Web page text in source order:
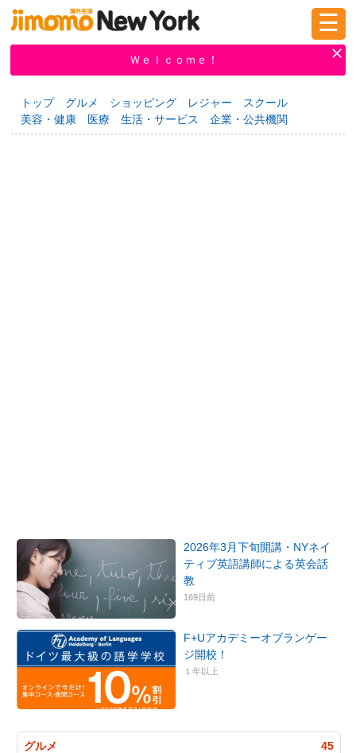
新規登録
掲示板 タウン情報 教えて！
☰
Ｗｅｌｃｏｍｅ！
トップ グルメ ショッピング レジャー
スクール
美容・健康
医療 生活・サービス 企業・公共機関
2026年3月下旬開講・NYネイ
ティブ英語講師による英会話
教
169日前
F+Uアカデミーオブランゲー
ジ開校！
１年以上
グルメ 45